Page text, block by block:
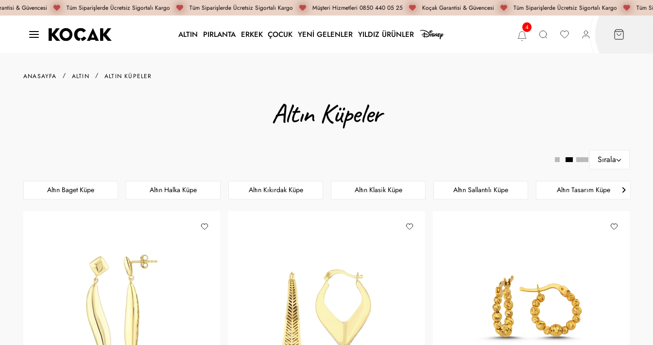
& Güvencesi Tüm Siparişlerde Ücretsiz Sigortalı Kargo Tüm Siparişlerde Ücretsiz Sigortalı Kargo Müşteri Hizmetleri 0850 440 05 25 Koçak Garantisi & Güvencesi Tüm Siparişlerde Ücretsiz Sigortalı Kargo Tüm
ALTIN PIRLANTA ERKEK ÇOCUK YENİ GELENLER YILDIZ ÜRÜNLER
ANASAYFA ALTIN ALTIN KÜPELER
Altın Küpeler
Sırala
Altın Baget Küpe Altın Halka Küpe Altın Kıkırdak Küpe Altın Klasik Küpe Altın Sallantılı Küpe Altın Tasarım Küpe